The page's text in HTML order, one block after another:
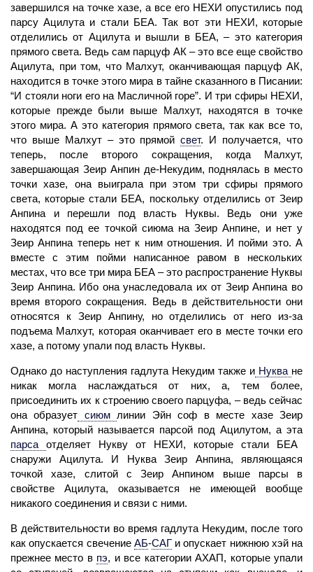
завершился на точке хазе, а все его НЕХИ опустились под
парсу Ацилута и стали БЕА. Так вот эти НЕХИ, которые
отделились от Ацилута и вышли в БЕА, – это категория
прямого света. Ведь сам парцуф АК – это все еще свойство
Ацилута, при том, что Малхут, оканчивающая парцуф АК,
находится в точке этого мира в тайне сказанного в Писании:
“И стояли ноги его на Масличной горе”. И три сфиры НЕХИ,
которые прежде были выше Малхут, находятся в точке
этого мира. А это категория прямого света, так как все то,
что выше Малхут – это прямой свет. И получается, что
теперь, после второго сокращения, когда Малхут,
завершающая Зеир Анпин де-Некудим, поднялась в место
точки хазе, она выиграла при этом три сфиры прямого
света, которые стали БЕА, поскольку отделились от Зеир
Анпина и перешли под власть Нуквы. Ведь они уже
находятся под ее точкой сиюма на Зеир Анпине, и нет у
Зеир Анпина теперь нет к ним отношения. И пойми это. А
вместе с этим пойми написанное равом в нескольких
местах, что все три мира БЕА – это распространение Нуквы
Зеир Анпина. Ибо она унаследовала их от Зеир Анпина во
время второго сокращения. Ведь в действительности они
относятся к Зеир Анпину, но отделились от него из-за
подъема Малхут, которая оканчивает его в месте точки его
хазе, а потому упали под власть Нуквы.
Однако до наступления гадлута Некудим также и Нуква не
никак могла наслаждаться от них, а, тем более,
присоединить их к строению своего парцуфа, – ведь сейчас
она образует сиюм линии Эйн соф в месте хазе Зеир
Анпина, который называется парсой под Ацилутом, а эта
парса отделяет Нукву от НЕХИ, которые стали БЕА
снаружи Ацилута. И Нуква Зеир Анпина, являющаяся
точкой хазе, слитой с Зеир Анпином выше парсы в
свойстве Ацилута, оказывается не имеющей вообще
никакого соединения и связи с ними.
В действительности во время гадлута Некудим, после того
как опускается свечение АБ-САГ и опускает нижнюю хэй на
прежнее место в пэ, и все категорииАХАП, которые упали